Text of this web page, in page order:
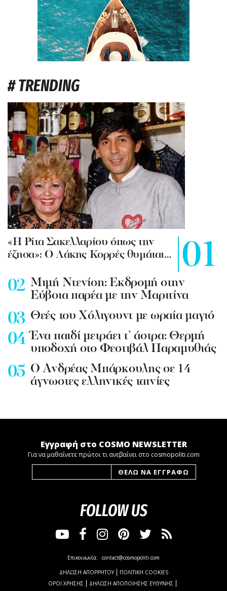
# TRENDING
«Η Ρίτα Σακελλαρίου όπως την
έζησα»: Ο Λάκης Κορρές θυμάται…
Mιμή Ντενίση: Εκδρομή στην
Εύβοια παρέα με την Μαριτίνα
Θεές του Χόλιγουντ με ωραία μαγιό
Ένα παιδί μετράει τ’ άστρα: Θερμή
υποδοχή στο Φεστιβάλ Παραμυθιάς
Ο Ανδρέας Μπάρκουλης σε 14
άγνωστες ελληνικές ταινίες
Εγγραφή στο COSMO NEWSLETTER
Για να μαθαίνετε πρώτοι τι ανεβαίνει στο cosmopoliti.com
FOLLOW US
Επικοινωνία: contact@cosmopoliti.com
ΔΗΛΩΣΗ ΑΠΟΡΡΗΤΟΥ
ΠΟΛΙΤΙΚΗ COOKIES
ΟΡΟΙ ΧΡΗΣΗΣ
ΔΗΛΩΣΗ ΑΠΟΠΟΙΗΣΗΣ ΕΥΘΥΝΗΣ